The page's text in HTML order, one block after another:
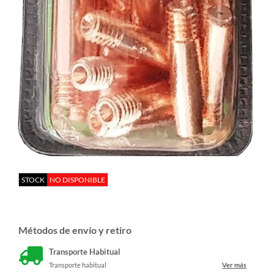
STOCK NO DISPONIBLE
Métodos de envío y retiro
Transporte Habitual
Transporte habitual Ver más